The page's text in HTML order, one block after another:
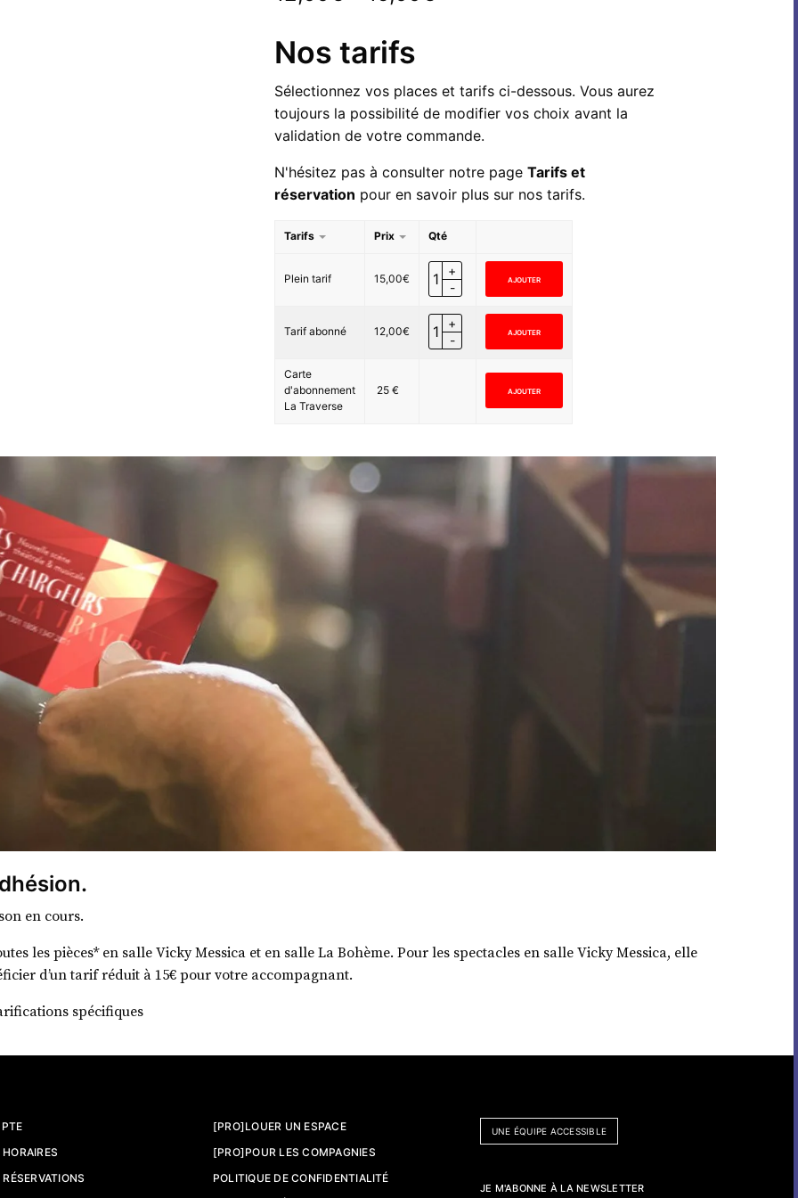
Nos tarifs
Sélectionnez vos places et tarifs ci-dessous. Vous aurez
toujours la possibilité de modifier vos choix avant la
validation de votre commande.
N'hésitez pas à consulter notre pageTarifs et
réservation pour en savoir plus sur nos tarifs.
Tarifs Prix Qté
Plein tarif 15,00€ AJOUTER
Tarif abonné 12,00€ AJOUTER
Carte
d'abonnement
La Traverse
25 € AJOUTER
en cours.
les pièces* en salle Vicky Messica et en salle La Bohème. Pour les spectacles en salle Vicky Messica, elle
d’un tarif réduit à 15€ pour votre accompagnant.
spécifiques
[PRO]LOUER UN ESPACE
[PRO]POUR LES COMPAGNIES
POLITIQUE DE CONFIDENTIALITÉ
UNE ÉQUIPE ACCESSIBLE
JE M'ABONNE À LA NEWSLETTER